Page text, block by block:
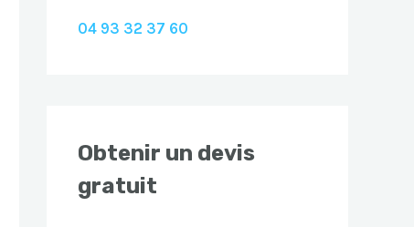
04 93 32 37 60
Obtenir un devis
gratuit